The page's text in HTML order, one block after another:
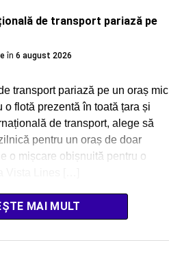
de transport pariază pe
în 6 august 2026
transport pariază pe un oraș mic
o flotă prezentă în toată țara și
de transport, alege să
pentru un oraș de doar
o mișcare obișnuită pentru o
MAI MULT